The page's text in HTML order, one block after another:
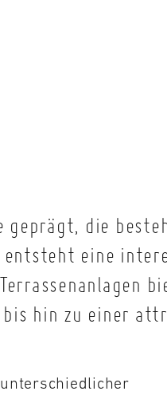
geprägt, die
entsteht eine
hin zu einer